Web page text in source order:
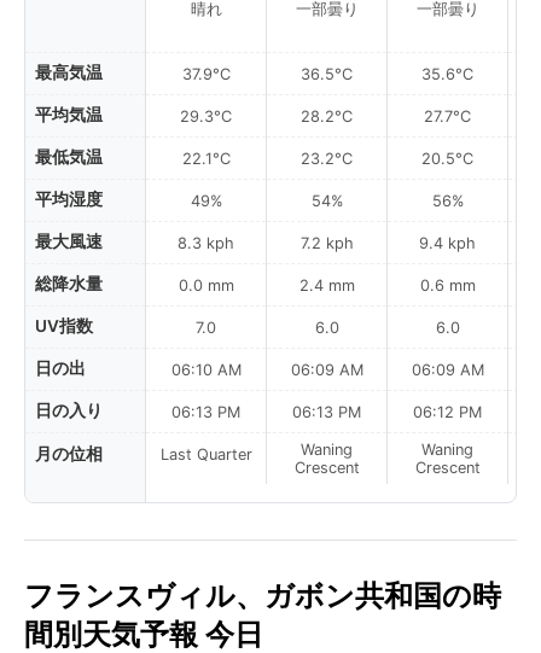
最高気温
平均気温
最低気温
平均湿度
最大風速
総降水量
UV指数
日の出
日の入り
月の位相
晴れ
37.9°C
29.3°C
22.1°C
49%
8.3 kph
0.0 mm
7.0
06:10 AM
06:13 PM
Last Quarter
一部曇り
36.5°C
28.2°C
23.2°C
54%
7.2 kph
2.4 mm
6.0
06:09 AM
06:13 PM
Waning
Crescent
一部曇り
35.6°C
27.7°C
20.5°C
56%
9.4 kph
0.6 mm
6.0
06:09 AM
06:12 PM
Waning
Crescent
フランスヴィル、ガボン共和国の時
間別天気予報 今日